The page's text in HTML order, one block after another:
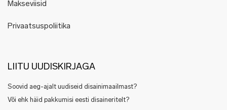
Makseviisid
Privaatsuspoliitika
LIITU UUDISKIRJAGA
Soovid aeg-ajalt uudiseid disainimaailmast?
Või ehk häid pakkumisi eesti disaineritelt?